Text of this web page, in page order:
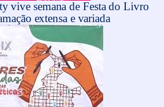
vive semana de Festa do Livro
extensa e variada